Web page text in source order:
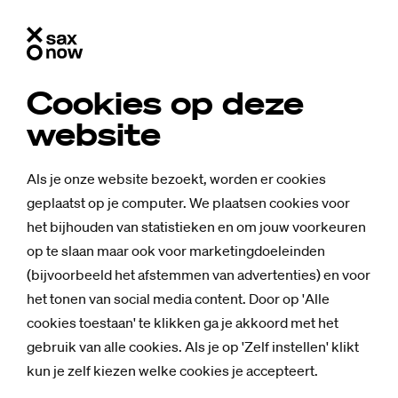
Cookies op deze
website
Als je onze website bezoekt, worden er cookies
geplaatst op je computer. We plaatsen cookies voor
het bijhouden van statistieken en om jouw voorkeuren
op te slaan maar ook voor marketingdoeleinden
(bijvoorbeeld het afstemmen van advertenties) en voor
het tonen van social media content. Door op 'Alle
cookies toestaan' te klikken ga je akkoord met het
gebruik van alle cookies. Als je op 'Zelf instellen' klikt
kun je zelf kiezen welke cookies je accepteert.